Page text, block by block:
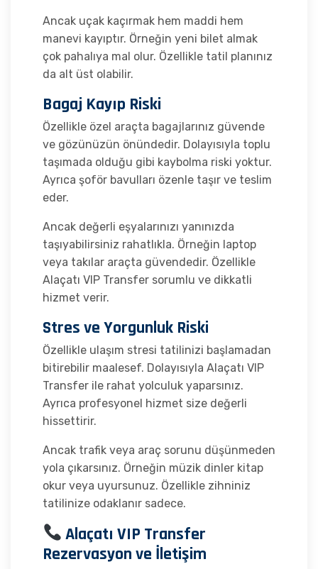
Ancak uçak kaçırmak hem maddi hem
manevi kayıptır. Örneğin yeni bilet almak
çok pahalıya mal olur. Özellikle tatil planınız
da alt üst olabilir.
Bagaj Kayıp Riski
Özellikle özel araçta bagajlarınız güvende
ve gözünüzün önündedir. Dolayısıyla toplu
taşımada olduğu gibi kaybolma riski yoktur.
Ayrıca şoför bavulları özenle taşır ve teslim
eder.
Ancak değerli eşyalarınızı yanınızda
taşıyabilirsiniz rahatlıkla. Örneğin laptop
veya takılar araçta güvendedir. Özellikle
Alaçatı VIP Transfer sorumlu ve dikkatli
hizmet verir.
Stres ve Yorgunluk Riski
Özellikle ulaşım stresi tatilinizi başlamadan
bitirebilir maalesef. Dolayısıyla Alaçatı VIP
Transfer ile rahat yolculuk yaparsınız.
Ayrıca profesyonel hizmet size değerli
hissettirir.
Ancak trafik veya araç sorunu düşünmeden
yola çıkarsınız. Örneğin müzik dinler kitap
okur veya uyursunuz. Özellikle zihniniz
tatilinize odaklanır sadece.
Alaçatı VIP Transfer
Rezervasyon ve İletişim